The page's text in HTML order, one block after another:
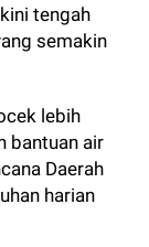
tengah
semakin
lebih
bantuan air
Daerah
harian